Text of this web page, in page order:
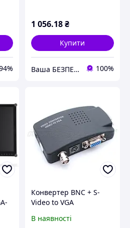
1 056.18₴
Купити
Ваша БЕЗПЕКА 100%
Конвертер BNC + S-
Video to VGA
В наявності